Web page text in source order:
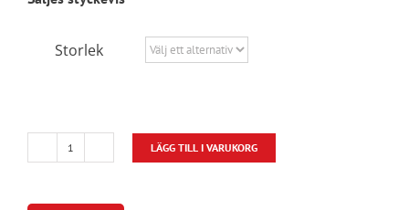
Storlek
Förtagningslist
LÄGG TILL I VARUKORG